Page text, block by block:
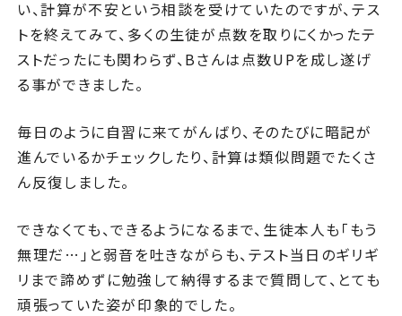
い、計算が不安という相談を受けていたのですが、テス
トを終えてみて、多くの生徒が点数を取りにくかったテ
ストだったにも関わらず、Bさんは点数UPを成し遂げ
る事ができました。
毎日のように自習に来てがんばり、そのたびに暗記が
進んでいるかチェックしたり、計算は類似問題でたくさ
ん反復しました。
できなくても、できるようになるまで、生徒本人も「もう
無理だ…」と弱音を吐きながらも、テスト当日のギリギ
リまで諦めずに勉強して納得するまで質問して、とても
頑張っていた姿が印象的でした。